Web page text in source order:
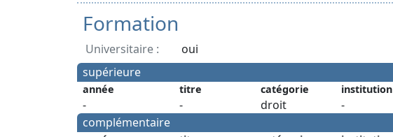
Formation
Universitaire :
oui
supérieure
année titre catégorie institution
- - droit -
complémentaire